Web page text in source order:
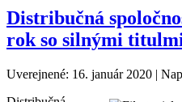
Distribučná
rok so silnými
Uverejnené: 16. január 2020 |